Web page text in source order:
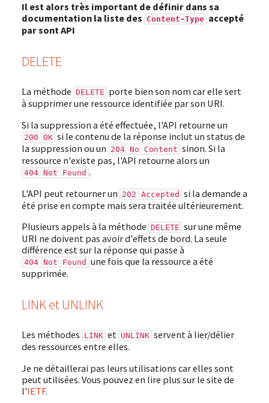
Il est alors très important de définir dans sa
documentation la liste des Content-Type accepté
par sont API
DELETE
La méthode DELETE porte bien son nom car elle sert
à supprimer une ressource identifiée par son URI.
Si la suppression a été effectuée, l'API retourne un
200 OK si le contenu de la réponse inclut un status de
la suppression ou un 204 No Content sinon. Si la
ressource n'existe pas, l'API retourne alors un
404 Not Found .
L'API peut retourner un 202 Accepted si la demande a
été prise en compte mais sera traitée ultérieurement.
Plusieurs appels à la méthode DELETE sur une même
URI ne doivent pas avoir d'effets de bord. La seule
différence est sur la réponse qui passe à
404 Not Found une fois que la ressource a été
supprimée.
LINK et UNLINK
Les méthodes LINK et UNLINK servent à lier/délier
des ressources entre elles.
Je ne détaillerai pas leurs utilisations car elles sont
peut utilisées. Vous pouvez en lire plus sur le site de
l'IETF.